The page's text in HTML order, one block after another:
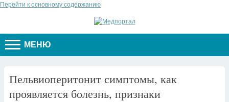
Перейти к основному содержанию
МЕНЮ
Пельвиоперитонит симптомы, как
проявляется болезнь, признаки